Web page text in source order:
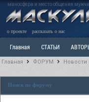
маносфера и место общения
о проекте рассказать о нас
Главная СТАТЬИ
РАЗДЕЛ: Разное
Главная ФОРУМ Новости
Поиск по форуму